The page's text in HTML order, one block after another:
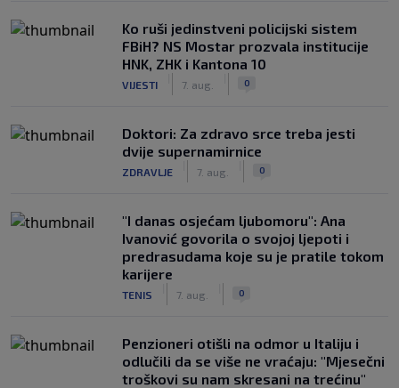
Ko ruši jedinstveni policijski sistem
FBiH? NS Mostar prozvala institucije
HNK, ZHK i Kantona 10
VIJESTI 7. aug. 0
Doktori: Za zdravo srce treba jesti
dvije supernamirnice
ZDRAVLJE 7. aug. 0
"I danas osjećam ljubomoru": Ana
Ivanović govorila o svojoj ljepoti i
predrasudama koje su je pratile tokom
karijere
TENIS 7. aug. 0
Penzioneri otišli na odmor u Italiju i
odlučili da se više ne vraćaju: "Mjesečni
troškovi su nam skresani na trećinu"